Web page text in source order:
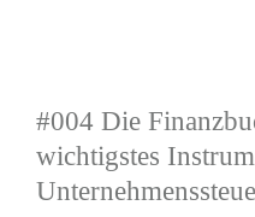
#004 Die
wichtigstes